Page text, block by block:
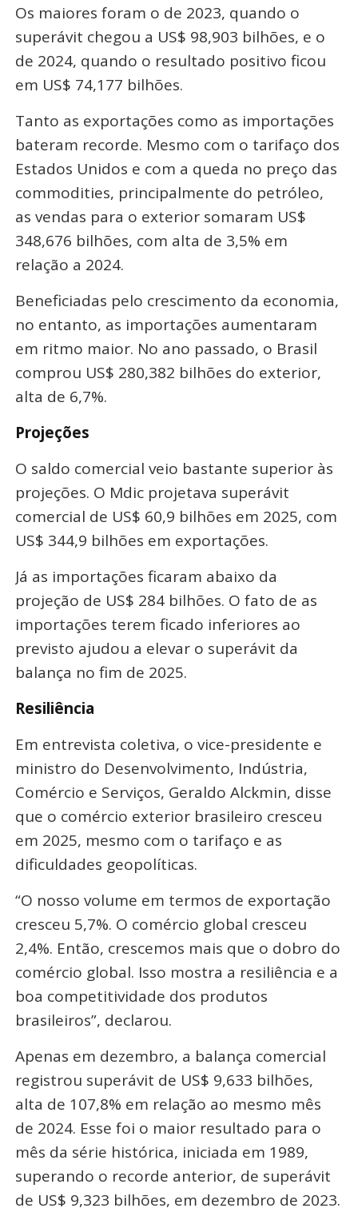
Os maiores foram o de 2023, quando o
superávit chegou a US$ 98,903 bilhões, e o
de 2024, quando o resultado positivo ficou
em US$ 74,177 bilhões.
Tanto as exportações como as importações
bateram recorde. Mesmo com o tarifaço dos
Estados Unidos e com a queda no preço das
commodities, principalmente do petróleo,
as vendas para o exterior somaram US$
348,676 bilhões, com alta de 3,5% em
relação a 2024.
Beneficiadas pelo crescimento da economia,
no entanto, as importações aumentaram
em ritmo maior. No ano passado, o Brasil
comprou US$ 280,382 bilhões do exterior,
alta de 6,7%.
Projeções
O saldo comercial veio bastante superior às
projeções. O Mdic projetava superávit
comercial de US$ 60,9 bilhões em 2025, com
US$ 344,9 bilhões em exportações.
Já as importações ficaram abaixo da
projeção de US$ 284 bilhões. O fato de as
importações terem ficado inferiores ao
previsto ajudou a elevar o superávit da
balança no fim de 2025.
Resiliência
Em entrevista coletiva, o vice-presidente e
ministro do Desenvolvimento, Indústria,
Comércio e Serviços, Geraldo Alckmin, disse
que o comércio exterior brasileiro cresceu
em 2025, mesmo com o tarifaço e as
dificuldades geopolíticas.
“O nosso volume em termos de exportação
cresceu 5,7%. O comércio global cresceu
2,4%. Então, crescemos mais que o dobro do
comércio global. Isso mostra a resiliência e a
boa competitividade dos produtos
brasileiros”, declarou.
Apenas em dezembro, a balança comercial
registrou superávit de US$ 9,633 bilhões,
alta de 107,8% em relação ao mesmo mês
de 2024. Esse foi o maior resultado para o
mês da série histórica, iniciada em 1989,
superando o recorde anterior, de superávit
de US$ 9,323 bilhões, em dezembro de 2023.